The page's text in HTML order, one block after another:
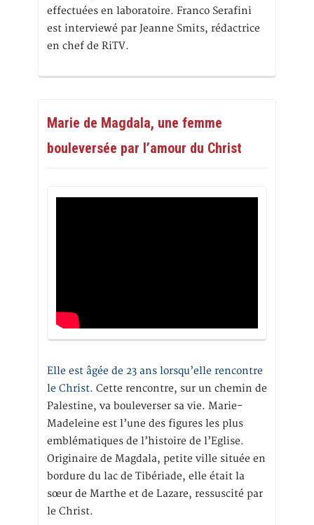
effectuées en laboratoire. Franco Serafini
est interviewé par Jeanne Smits, rédactrice
en chef de RiTV.
Marie de Magdala, une femme
bouleversée par l’amour du Christ
Elle est âgée de 23 ans lorsqu’elle rencontre
le Christ. Cette rencontre, sur un chemin de
Palestine, va bouleverser sa vie. Marie-
Madeleine est l’une des figures les plus
emblématiques de l’histoire de l’Eglise.
Originaire de Magdala, petite ville située en
bordure du lac de Tibériade, elle était la
sœur de Marthe et de Lazare, ressuscité par
le Christ.